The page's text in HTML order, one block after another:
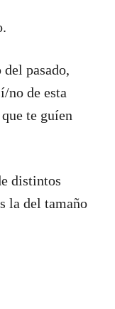
pasado,
no de esta
te guíen
distintos
la del tamaño